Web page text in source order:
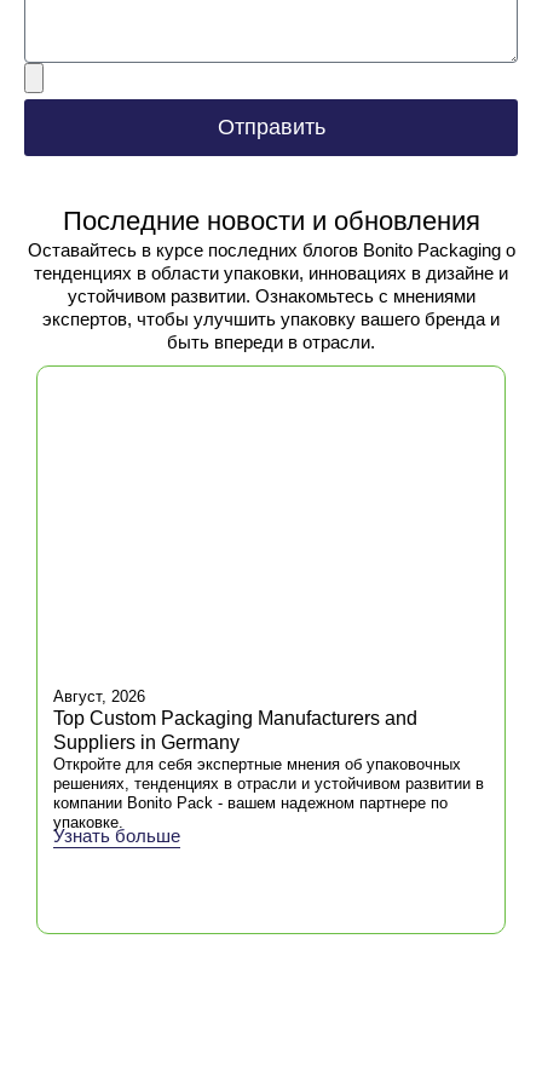
В отличие от громоздкой упаковки,
требующей длительной сборки,
собраны без дополнительных
инструментов или клея. Они также
экономят место на складе, поскольку их
можно складывать в плоскую стопку, когда
они не используются.
Отрасли, в
подходит для безопасной
транспортировки товаров и
улучшения впечатления покупателя
от распаковки.
Коробки с подпиской:Это лучший
выбор для компаний,
Отправить
Последние новости и обновления
Оставайтесь в курсе последних блогов Bonito Packaging о
тенденциях в области упаковки, инновациях в дизайне и
устойчивом развитии. Ознакомьтесь с мнениями
экспертов, чтобы улучшить упаковку вашего бренда и
быть впереди в отрасли.
Август, 2026
Top Custom Packaging Manufacturers and
Suppliers in Germany
Откройте для себя экспертные мнения об упаковочных
решениях, тенденциях в отрасли и устойчивом развитии в
компании Bonito Pack - вашем надежном партнере по
упаковке.
Узнать больше